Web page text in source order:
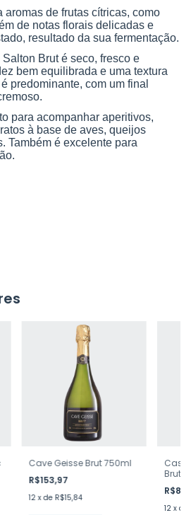
aromas de frutas cítricas, como
de notas florais delicadas e
resultado da sua fermentação.
Salton Brut é seco, fresco e
bem equilibrada e uma textura
predominante, com um final
para acompanhar aperitivos,
à base de aves, queijos
Também é excelente para
Cave Geisse Brut 750ml
R$153,97
12 xde R$15,84
Casa
Brut
12 x de